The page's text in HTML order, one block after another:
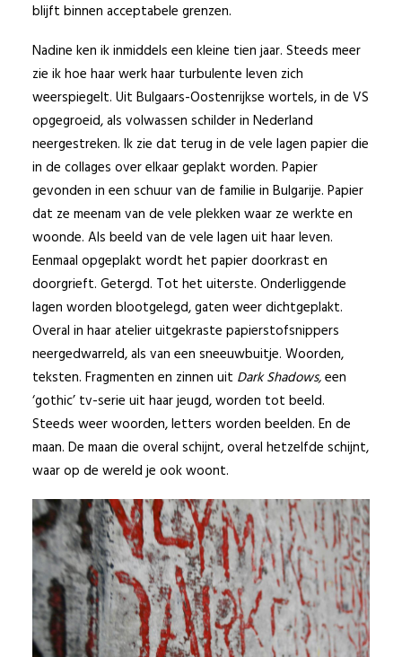
blijft binnen acceptabele grenzen.
Nadine ken ik inmiddels een kleine tien jaar. Steeds meer
zie ik hoe haar werk haar turbulente leven zich
weerspiegelt. Uit Bulgaars-Oostenrijkse wortels, in de VS
opgegroeid, als volwassen schilder in Nederland
neergestreken. Ik zie dat terug in de vele lagen papier die
in de collages over elkaar geplakt worden. Papier
gevonden in een schuur van de familie in Bulgarije. Papier
dat ze meenam van de vele plekken waar ze werkte en
woonde. Als beeld van de vele lagen uit haar leven.
Eenmaal opgeplakt wordt het papier doorkrast en
doorgrieft. Getergd. Tot het uiterste. Onderliggende
lagen worden blootgelegd, gaten weer dichtgeplakt.
Overal in haar atelier uitgekraste papierstofsnippers
neergedwarreld, als van een sneeuwbuitje. Woorden,
teksten. Fragmenten en zinnen uit Dark Shadows,een
‘gothic’ tv-serie uit haar jeugd, worden tot beeld.
Steeds weer woorden, letters worden beelden. En de
maan. De maan die overal schijnt, overal hetzelfde schijnt,
waar op de wereld je ook woont.